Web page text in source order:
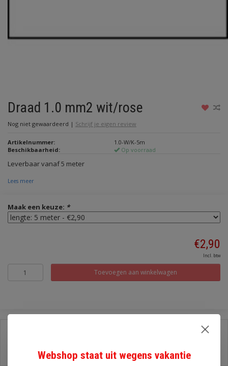
Draad 1.0 mm2 wit/rose
Nog niet gewaardeerd | Schrijf je eigen review
Artikelnummer:
1.0-W/K-5m
Beschikbaarheid:
Op voorraad
Leverbaar vanaf 5 meter
Lees meer
Maak een keuze: *
€2,90
Incl. btw
Toevoegen aan winkelwagen
AfdrukkenWebshop staat uit wegens vakantie